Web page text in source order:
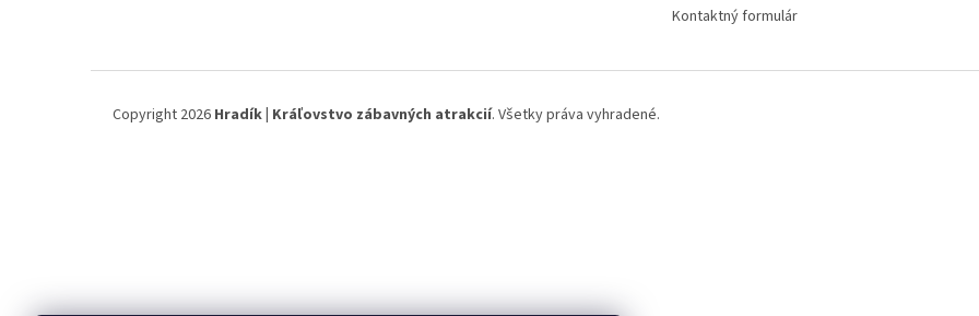
Kontaktný formulár
Copyright 2026 Hradík | Kráľovstvo zábavných atrakcií. Všetky práva vyhradené.